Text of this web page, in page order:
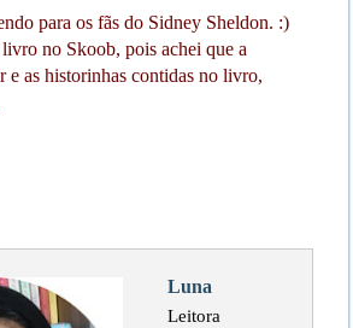
para os fãs do Sidney Sheldon. :)
no Skoob, pois achei que a
e as historinhas contidas no livro,
Luna
Leitora